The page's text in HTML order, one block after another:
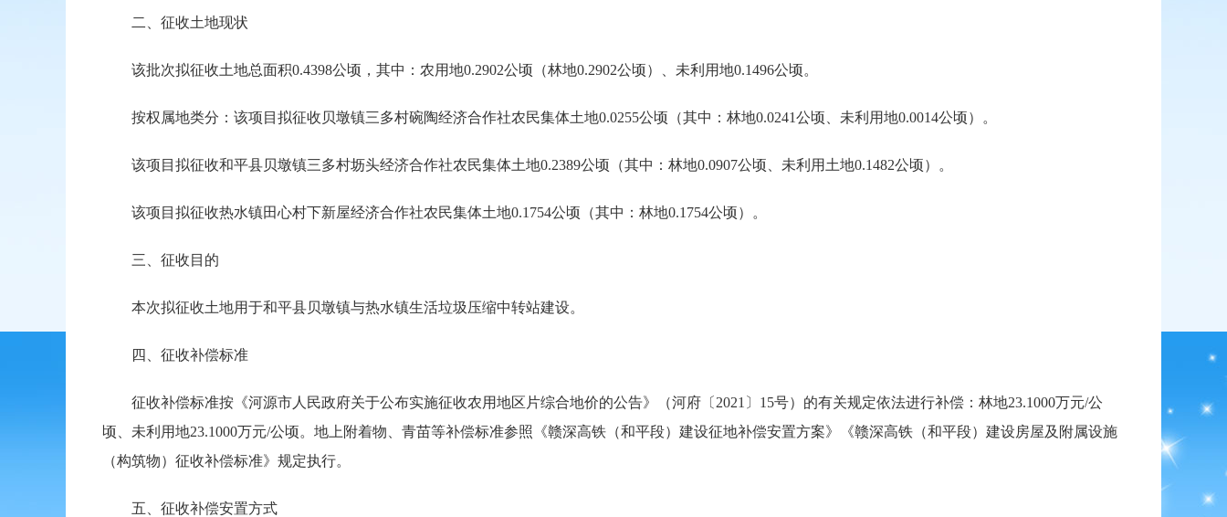
二、征收土地现状
该批次拟征收土地总面积0.4398公顷，其中：农用地0.2902公顷（林地0.2902公顷）、未利用地0.1496公顷。
按权属地类分：该项目拟征收贝墩镇三多村碗陶经济合作社农民集体土地0.0255公顷（其中：林地0.0241公顷、未利用地0.0014公顷）。
该项目拟征收和平县贝墩镇三多村坜头经济合作社农民集体土地0.2389公顷（其中：林地0.0907公顷、未利用土地0.1482公顷）。
该项目拟征收热水镇田心村下新屋经济合作社农民集体土地0.1754公顷（其中：林地0.1754公顷）。
三、征收目的
本次拟征收土地用于和平县贝墩镇与热水镇生活垃圾压缩中转站建设。
四、征收补偿标准
征收补偿标准按《河源市人民政府关于公布实施征收农用地区片综合地价的公告》（河府〔2021〕15号）的有关规定依法进行补偿：林地23.1000万元/公
顷、未利用地23.1000万元/公顷。地上附着物、青苗等补偿标准参照《赣深高铁（和平段）建设征地补偿安置方案》《赣深高铁（和平段）建设房屋及附属设施
（构筑物）征收补偿标准》规定执行。
五、征收补偿安置方式